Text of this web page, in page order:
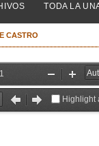
TODA LA
CASTRO